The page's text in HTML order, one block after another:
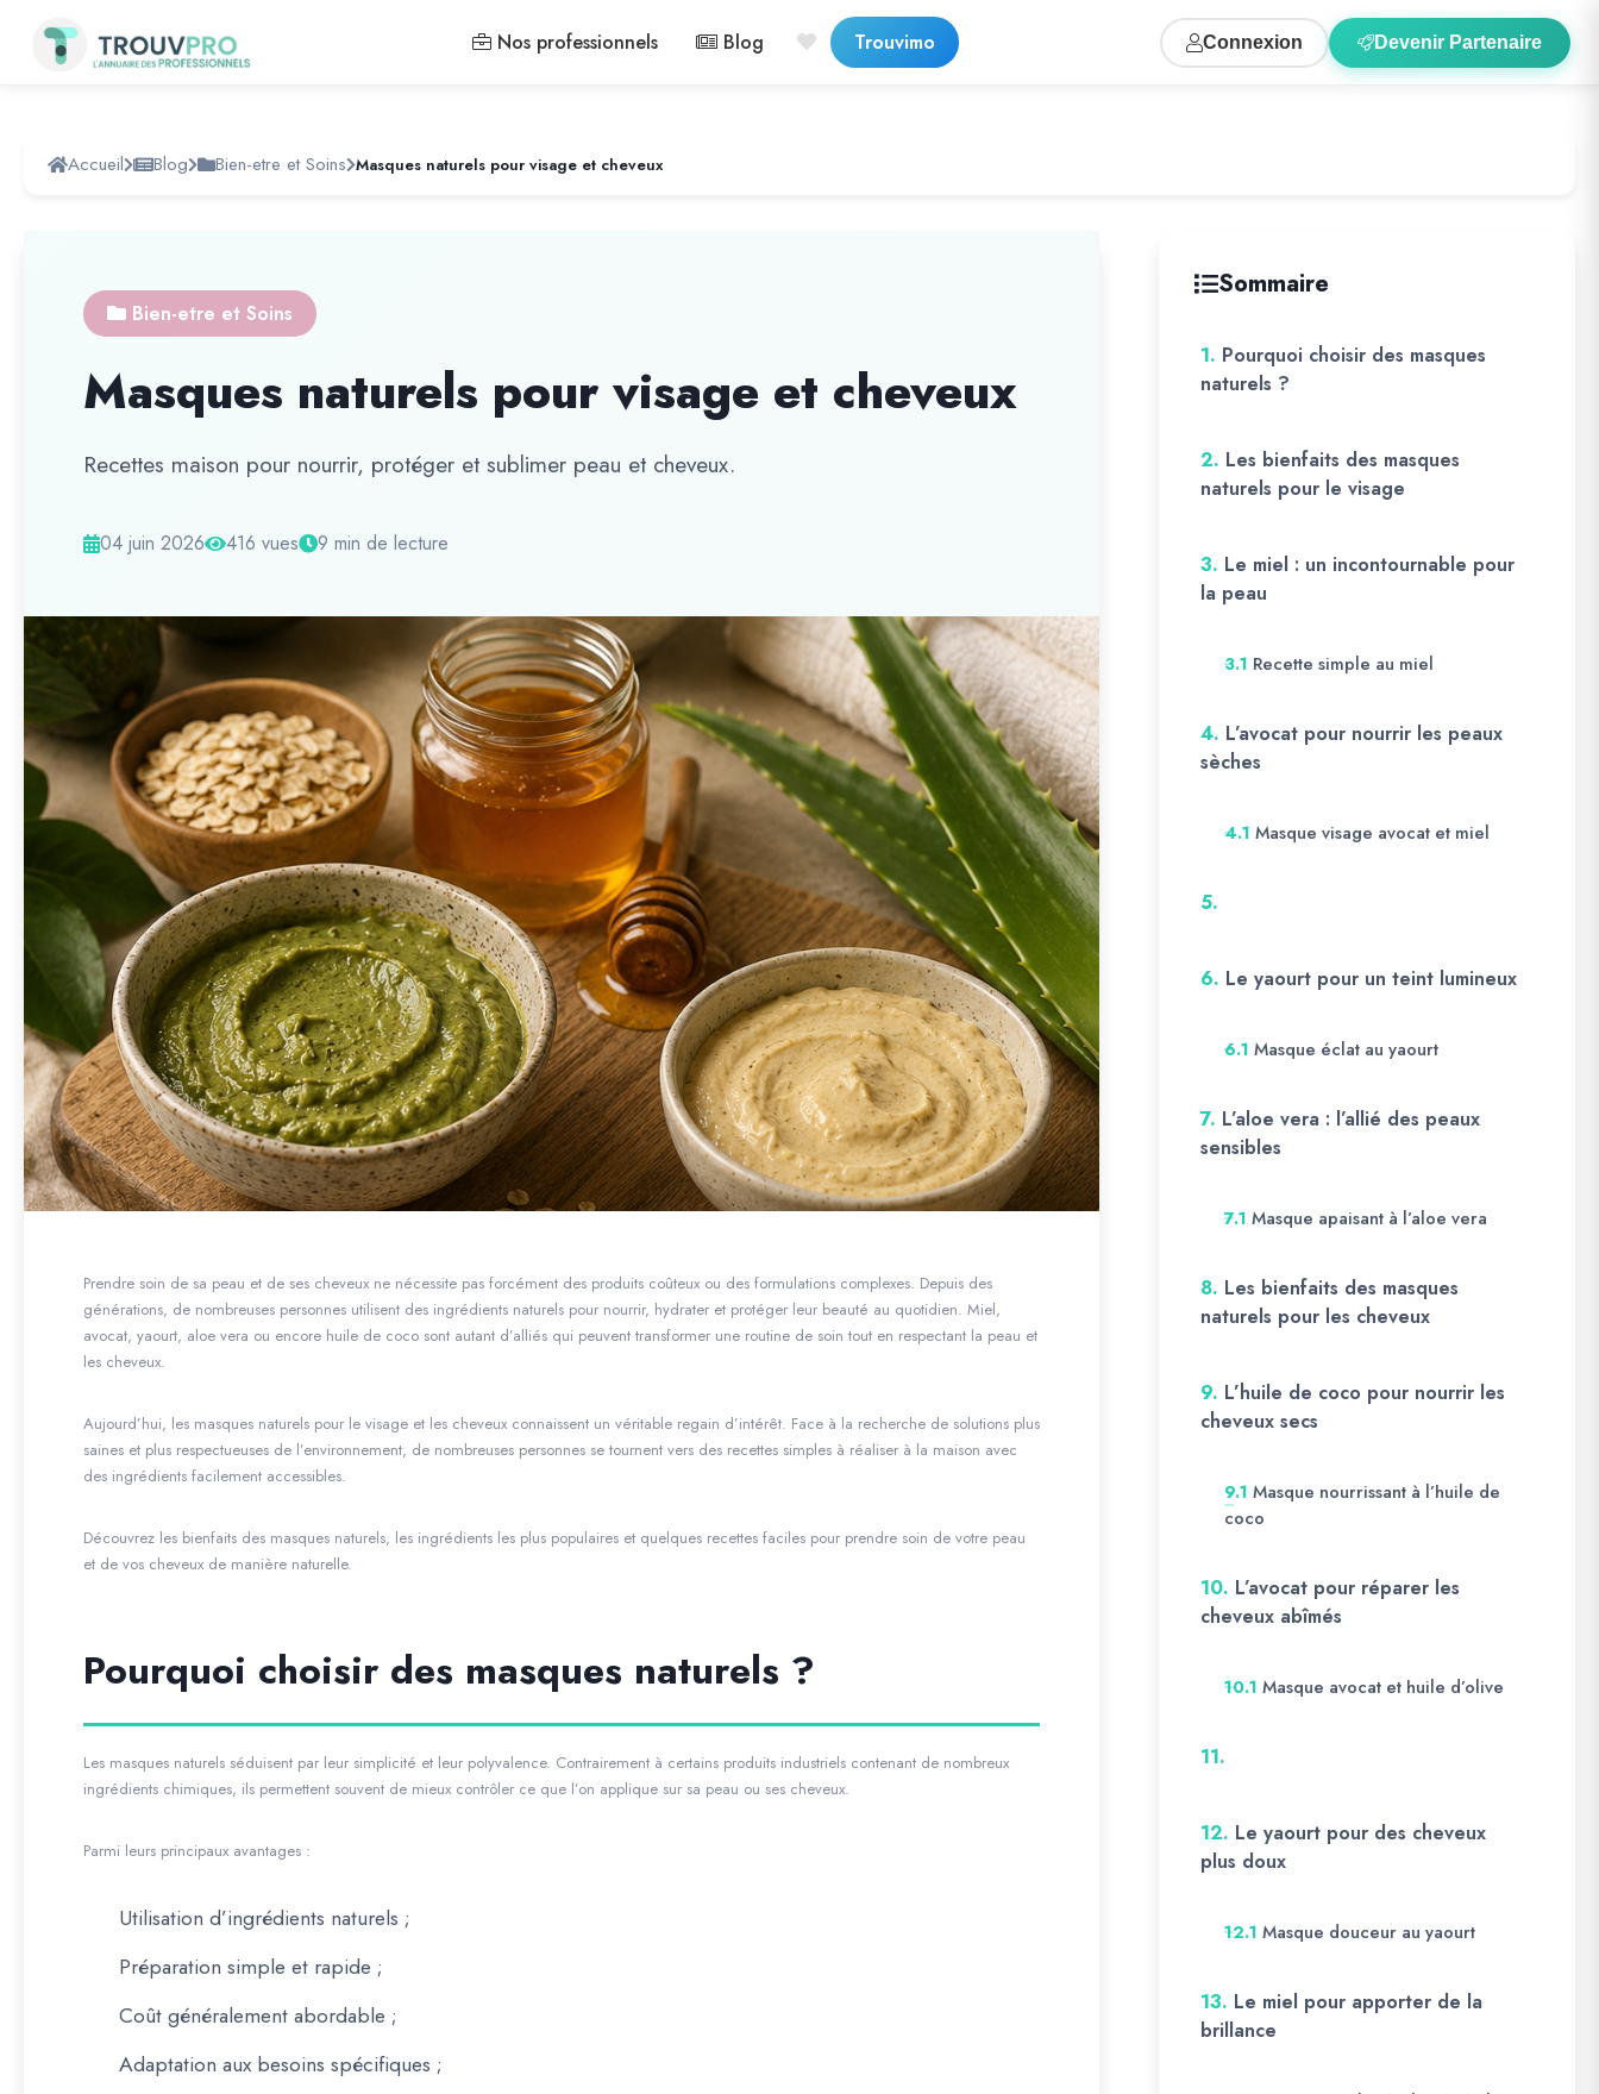
Nos professionnels Blog Trouvimo Connexion Devenir Partenaire
Accueil Blog Bien-etre et Soins Masques naturels pour visage et cheveux
Bien-etre et Soins
Masques naturels pour visage et cheveux
Recettes maison pour nourrir, protéger et sublimer peau et cheveux.
04 juin 2026 416 vues 9 min de lecture
Prendre soin de sa peau et de ses cheveux ne nécessite pas forcément des produits coûteux ou des formulations complexes. Depuis des
générations, de nombreuses personnes utilisent des ingrédients naturels pour nourrir, hydrater et protéger leur beauté au quotidien. Miel,
avocat, yaourt, aloe vera ou encore huile de coco sont autant d’alliés qui peuvent transformer une routine de soin tout en respectant la peau et
les cheveux.
Aujourd’hui, les masques naturels pour le visage et les cheveux connaissent un véritable regain d’intérêt. Face à la recherche de solutions plus
saines et plus respectueuses de l’environnement, de nombreuses personnes se tournent vers des recettes simples à réaliser à la maison avec
des ingrédients facilement accessibles.
Découvrez les bienfaits des masques naturels, les ingrédients les plus populaires et quelques recettes faciles pour prendre soin de votre peau
et de vos cheveux de manière naturelle.
Pourquoi choisir des masques naturels ?
Les masques naturels séduisent par leur simplicité et leur polyvalence. Contrairement à certains produits industriels contenant de nombreux
ingrédients chimiques, ils permettent souvent de mieux contrôler ce que l’on applique sur sa peau ou ses cheveux.
Parmi leurs principaux avantages :
Utilisation d’ingrédients naturels ;
Préparation simple et rapide ;
Coût généralement abordable ;
Adaptation aux besoins spécifiques ;
Sommaire
1. Pourquoi choisir des masques
naturels ?
2. Les bienfaits des masques
naturels pour le visage
3. Le miel : un incontournable pour
la peau
3.1 Recette simple au miel
4. L’avocat pour nourrir les peaux
sèches
4.1 Masque visage avocat et miel
5.
6. Le yaourt pour un teint lumineux
6.1 Masque éclat au yaourt
7. L’aloe vera : l’allié des peaux
sensibles
7.1 Masque apaisant à l’aloe vera
8. Les bienfaits des masques
naturels pour les cheveux
9. L’huile de coco pour nourrir les
cheveux secs
9.1 Masque nourrissant à l’huile de
coco
10. L’avocat pour réparer les
cheveux abîmés
10.1 Masque avocat et huile d’olive
11.
12. Le yaourt pour des cheveux
plus doux
12.1 Masque douceur au yaourt
13. Le miel pour apporter de la
brillance